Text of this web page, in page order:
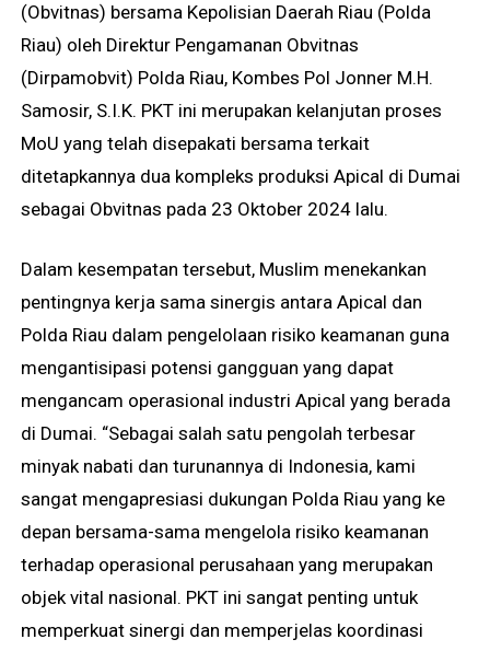
(Obvitnas) bersama Kepolisian Daerah Riau (Polda
Riau) oleh Direktur Pengamanan Obvitnas
(Dirpamobvit) Polda Riau, Kombes Pol Jonner M.H.
Samosir, S.I.K. PKT ini merupakan kelanjutan proses
MoU yang telah disepakati bersama terkait
ditetapkannya dua kompleks produksi Apical di Dumai
sebagai Obvitnas pada 23 Oktober 2024 lalu.
Dalam kesempatan tersebut, Muslim menekankan
pentingnya kerja sama sinergis antara Apical dan
Polda Riau dalam pengelolaan risiko keamanan guna
mengantisipasi potensi gangguan yang dapat
mengancam operasional industri Apical yang berada
di Dumai. “Sebagai salah satu pengolah terbesar
minyak nabati dan turunannya di Indonesia, kami
sangat mengapresiasi dukungan Polda Riau yang ke
depan bersama-sama mengelola risiko keamanan
terhadap operasional perusahaan yang merupakan
objek vital nasional. PKT ini sangat penting untuk
memperkuat sinergi dan memperjelas koordinasi